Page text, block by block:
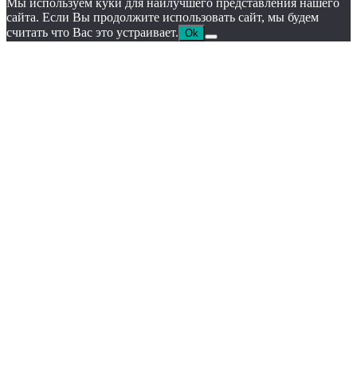
сайта. Если Вы продолжите использовать сайт, мы будем
считать что Вас это устраивает. Ok